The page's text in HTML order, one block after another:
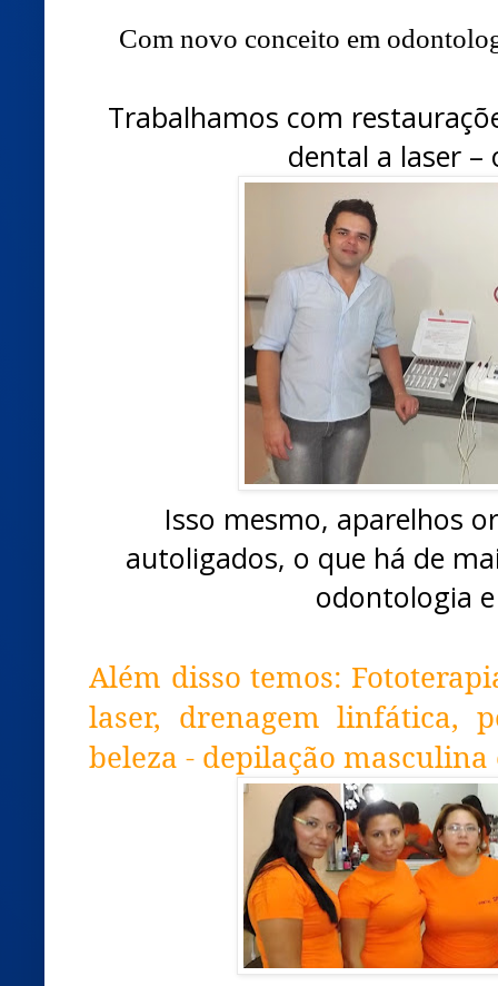
Com novo conceito em
Trabalhamos com
dental a laser
Isso mesmo, aparelhos
autoligados, o que há de
odontologia
Além disso temos:
laser, drenagem linfática,
beleza - depilação